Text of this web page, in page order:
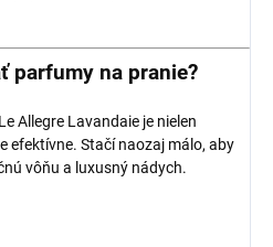
parfumy na pranie?
Allegre Lavandaie je nielen
efektívne. Stačí naozaj málo, aby
vôňu a luxusný nádych.